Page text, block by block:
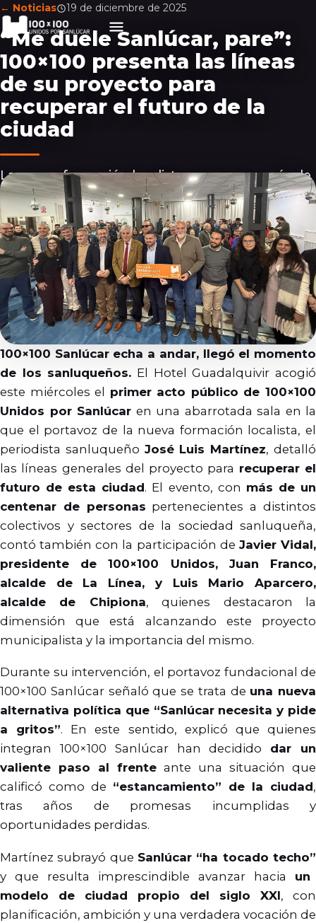
← Noticias 19 de diciembre de 2025
“Me duele Sanlúcar, pare”:
100×100 presenta las líneas
de su proyecto para
recuperar el futuro de la
ciudad
La nueva formación localista congrega a más de
un centenar de personas en su primer acto
público
100×100 Sanlúcar echa a andar, llegó el momento
de los sanluqueños. El Hotel Guadalquivir acogió
este miércoles el primer acto público de 100×100
Unidos por Sanlúcar en una abarrotada sala en la
que el portavoz de la nueva formación localista, el
periodista sanluqueño José Luis Martínez, detalló
las líneas generales del proyecto para recuperar el
futuro de esta ciudad. El evento, con más de un
centenar de personas pertenecientes a distintos
colectivos y sectores de la sociedad sanluqueña,
contó también con la participación de Javier Vidal,
presidente de 100×100 Unidos, Juan Franco,
alcalde de La Línea, y Luis Mario Aparcero,
alcalde de Chipiona, quienes destacaron la
dimensión que está alcanzando este proyecto
municipalista y la importancia del mismo.
Durante su intervención, el portavoz fundacional de
100×100 Sanlúcar señaló que se trata de una nueva
alternativa política que “Sanlúcar necesita y pide
a gritos”. En este sentido, explicó que quienes
integran 100×100 Sanlúcar han decidido dar un
valiente paso al frente ante una situación que
calificó como de “estancamiento” de la ciudad,
tras años de promesas incumplidas y
oportunidades perdidas.
Martínez subrayó que Sanlúcar “ha tocado techo”
y que resulta imprescindible avanzar hacia un
modelo de ciudad propio del siglo XXI, con
planificación, ambición y una verdadera vocación de